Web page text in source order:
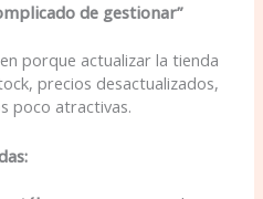
de gestionar”
porque actualizar la tienda
precios desactualizados,
poco atractivas.